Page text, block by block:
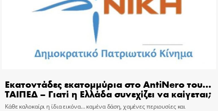
Εκατοντάδες εκατομμύρια στο AntiNero του…
ΤΑΙΠΕΔ – Γιατί η Ελλάδα συνεχίζει να καίγεται;
Κάθε καλοκαίρι η ίδια εικόνα… καμένα δάση, χαμένες περιουσίες και